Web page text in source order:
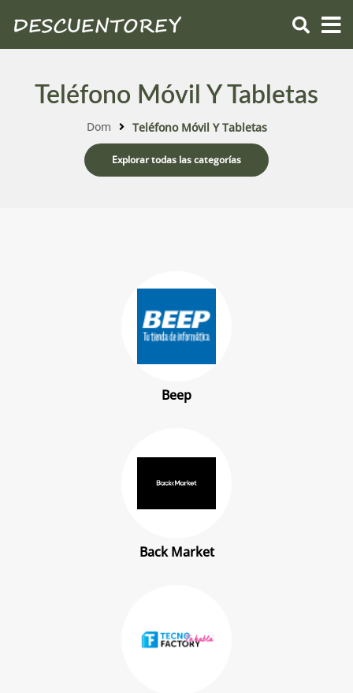
Teléfono Móvil Y Tabletas
Dom Teléfono Móvil Y Tabletas
Explorar todas las categorías
Beep
Back Market